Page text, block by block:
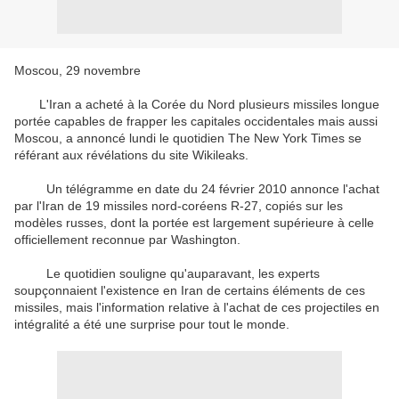
Moscou, 29 novembre
L'Iran a acheté à la Corée du Nord plusieurs missiles longue
portée capables de frapper les capitales occidentales mais aussi
Moscou, a annoncé lundi le quotidien The New York Times se
référant aux révélations du site Wikileaks.
Un télégramme en date du 24 février 2010 annonce l'achat
par l'Iran de 19 missiles nord-coréens R-27, copiés sur les
modèles russes, dont la portée est largement supérieure à celle
officiellement reconnue par Washington.
Le quotidien souligne qu'auparavant, les experts
soupçonnaient l'existence en Iran de certains éléments de ces
missiles, mais l'information relative à l'achat de ces projectiles en
intégralité a été une surprise pour tout le monde.